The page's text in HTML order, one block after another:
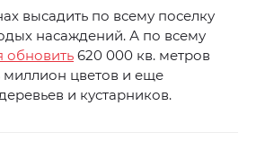
высадить по всему поселку
насаждений. А по всему
обновить 620 000 кв. метров
миллион цветов и еще
и кустарников.